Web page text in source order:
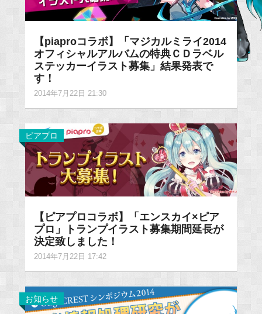
【piaproコラボ】「マジカルミライ2014
オフィシャルアルバムの特典ＣＤラベル
ステッカーイラスト募集」結果発表で
す！
2014年7月22日 21:30
ピアプロ
【ピアプロコラボ】「エンスカイ×ピア
プロ」トランプイラスト募集期間延長が
決定致しました！
2014年7月22日 17:42
お知らせ